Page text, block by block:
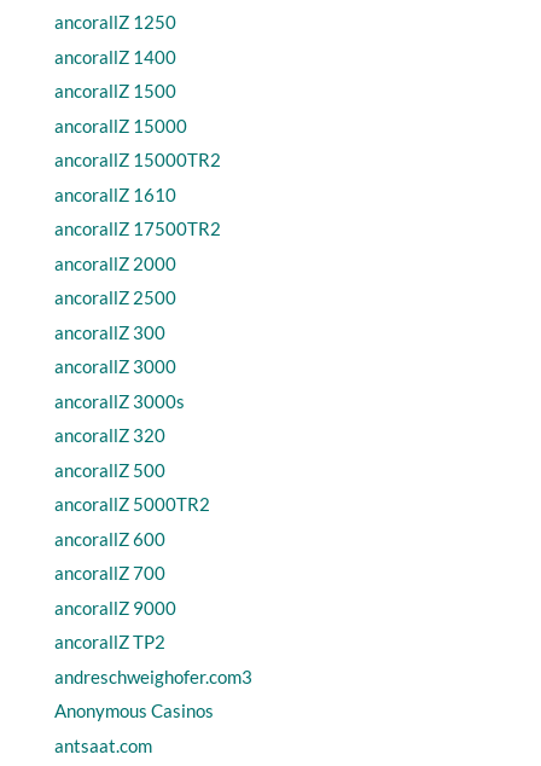
ancorallZ 1250
ancorallZ 1400
ancorallZ 1500
ancorallZ 15000
ancorallZ 15000TR2
ancorallZ 1610
ancorallZ 17500TR2
ancorallZ 2000
ancorallZ 2500
ancorallZ 300
ancorallZ 3000
ancorallZ 3000s
ancorallZ 320
ancorallZ 500
ancorallZ 5000TR2
ancorallZ 600
ancorallZ 700
ancorallZ 9000
ancorallZ TP2
andreschweighofer.com3
Anonymous Casinos
antsaat.com